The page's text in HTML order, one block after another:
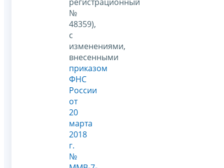
№
48359),
с
изменениями,
внесенными
приказом
ФНС
России
от
20
марта
2018
г.
№